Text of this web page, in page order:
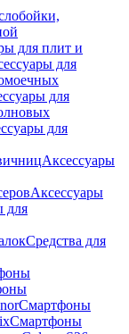
для плит и
для
для
для
Аксессуары
Аксессуары
для
Средства для
Смартфоны
Смартфоны